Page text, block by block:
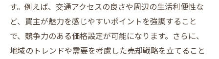
す。例えば、交通アクセスの良さや周辺の生活利便性な
ど、買主が魅力を感じやすいポイントを強調すること
で、競争力のある価格設定が可能になります。さらに、
地域のトレンドや需要を考慮した売却戦略を立てること